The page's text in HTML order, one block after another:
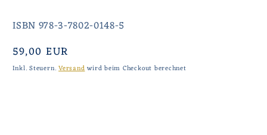
ISBN 978-3-7802-0148-5
Normaler
Preis
59,00 EUR
Inkl. Steuern.Versandwird beim Checkout berechnet